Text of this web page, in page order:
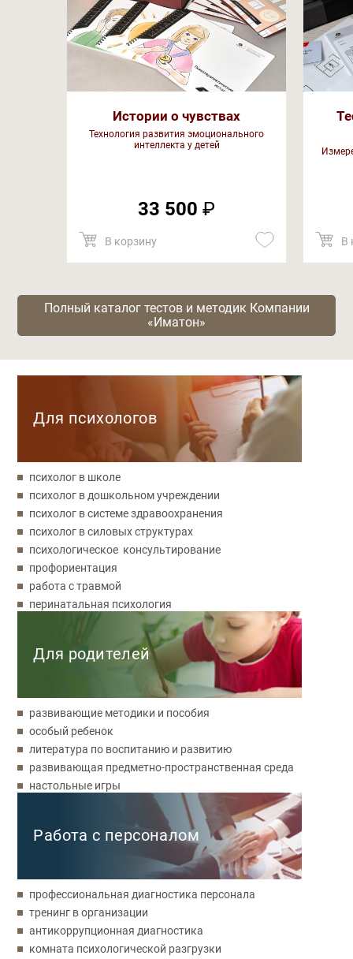
Истории о чувствах
Технология развития эмоционального
интеллекта у детей
33 500 ₽
В корзину В
Полный каталог тестов и методик Компании
«Иматон»
Для психологов
психолог в школе
психолог в дошкольном учреждении
психолог в системе здравоохранения
психолог в силовых структурах
психологическое консультирование
профориентация
работа с травмой
перинатальная психология
Для родителей
развивающие методики и пособия
особый ребенок
литература по воспитанию и развитию
развивающая предметно-пространственная среда
настольные игры
Работа с персоналом
профессиональная диагностика персонала
тренинг в организации
антикоррупционная диагностика
комната психологической разгрузки